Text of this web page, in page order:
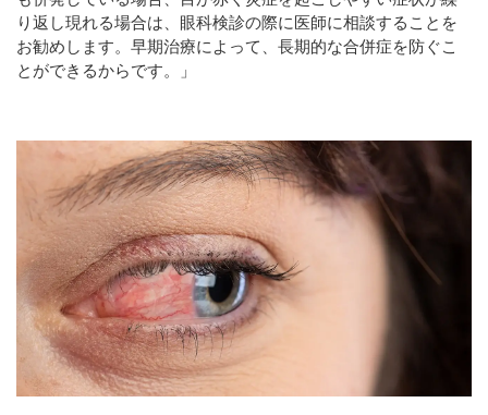
り返し現れる場合は、眼科検診の際に医師に相談することを
お勧めします。早期治療によって、長期的な合併症を防ぐこ
とができるからです。」